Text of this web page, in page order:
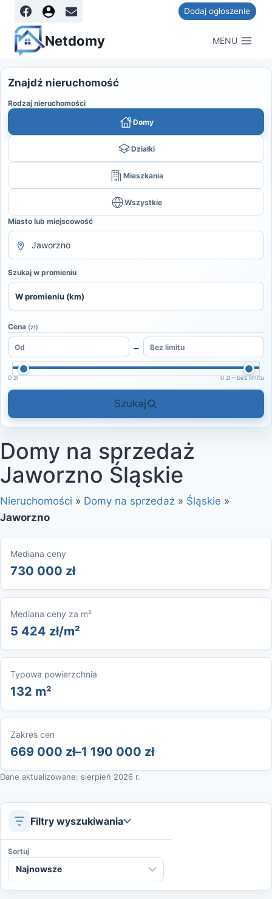
Dodaj ogłoszenie
Netdomy MENU
Znajdź nieruchomość
Rodzaj nieruchomości
Domy
Działki
Mieszkania
Wszystkie
Miasto lub miejscowość
Szukaj w promieniu
Cena (zł)
–
0 zł 0 zł – bez limitu
Szukaj
Domy na sprzedaż
Jaworzno Śląskie
Nieruchomości » Domy na sprzedaż » Śląskie »
Jaworzno
Mediana ceny
730 000 zł
Mediana ceny za m²
5 424 zł/m²
Typowa powierzchnia
132 m²
Zakres cen
669 000 zł–1 190 000 zł
Dane aktualizowane: sierpień 2026 r.
Filtry wyszukiwania
Sortuj